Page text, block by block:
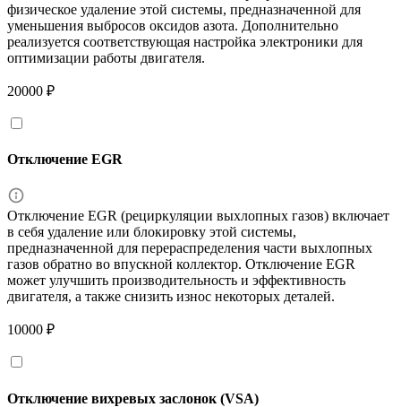
физическое удаление этой системы, предназначенной для
уменьшения выбросов оксидов азота. Дополнительно
реализуется соответствующая настройка электроники для
оптимизации работы двигателя.
20000 ₽
Отключение EGR
Отключение EGR (рециркуляции выхлопных газов) включает
в себя удаление или блокировку этой системы,
предназначенной для перераспределения части выхлопных
газов обратно во впускной коллектор. Отключение EGR
может улучшить производительность и эффективность
двигателя, а также снизить износ некоторых деталей.
10000 ₽
Отключение вихревых заслонок (VSA)